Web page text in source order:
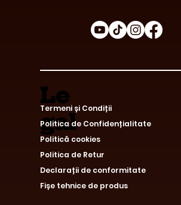
Le
gal
Termeni și Condiții
Politica de Confidențialitate
Politică cookies
Politica de Retur
Declarații de conformitate
Fișe tehnice de produs